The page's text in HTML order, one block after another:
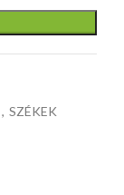
, SZÉKEK